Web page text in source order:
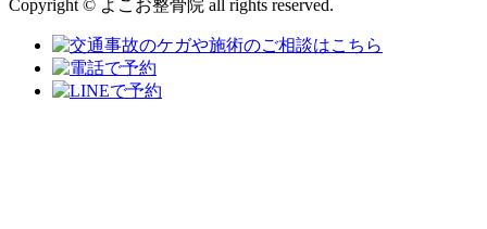
Copyright © よこお整骨院 all rights reserved.